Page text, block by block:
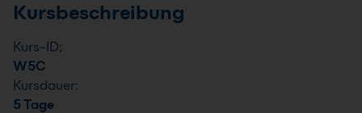
Kursbeschreibung
Kurs-ID:
W5C
Kursdauer:
5 Tage